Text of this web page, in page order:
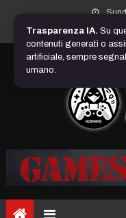
content
Trasparenza IA. Su
contenuti generati o
artificiale, sempre
umano.